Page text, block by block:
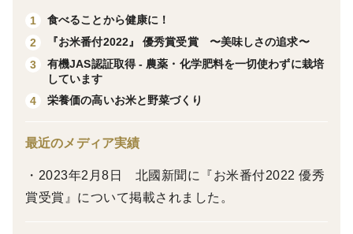
ります。
また、ストレスを緩和したり、高血圧予防に効果のある
「GABA（ギャバ）」という成分も多く含んでいます。
その他、タンパク質、ビタミンB2やE、ナイアシン、鉄
分、亜鉛、カルシウム、マグネシウム、腸内環境を改善
日本にも古くから伝わってきましたが、収穫量が少な
く、栽培しにくい性質のため、現在ではあまり栽培され
なくなり希少なお米となりました。
1
食べることから健康に！
2
『お米番付2022』 優秀賞受賞 〜美味しさの追求〜
3
有機JAS認証取得 - 農薬・化学肥料を一切使わずに栽培
しています
4
栄養価の高いお米と野菜づくり
最近のメディア実績
・2023年2月8日 北國新聞に『お米番付2022 優秀
賞受賞』について掲載されました。